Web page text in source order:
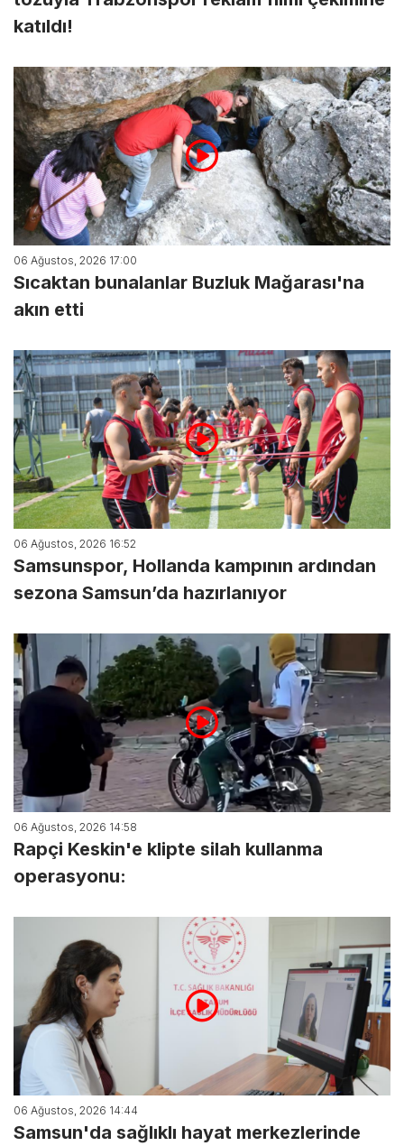
katıldı!
06 Ağustos, 2026 17:00
Sıcaktan bunalanlar Buzluk Mağarası'na
akın etti
06 Ağustos, 2026 16:52
Samsunspor, Hollanda kampının ardından
sezona Samsun’da hazırlanıyor
06 Ağustos, 2026 14:58
Rapçi Keskin'e klipte silah kullanma
operasyonu:
06 Ağustos, 2026 14:44
Samsun'da sağlıklı hayat merkezlerinde